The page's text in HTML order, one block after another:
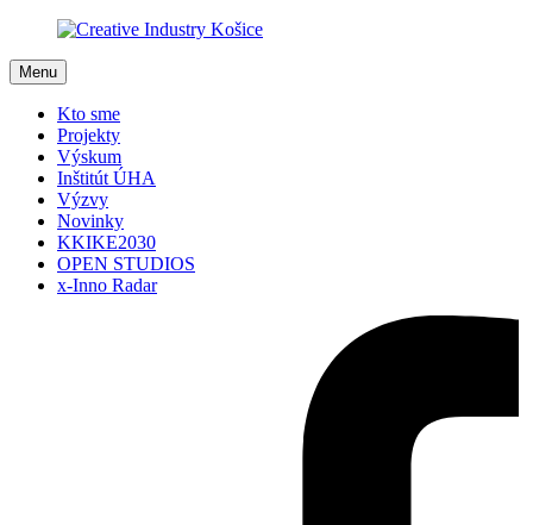
Menu
Kto sme
Projekty
Výskum
Inštitút ÚHA
Výzvy
Novinky
KKIKE2030
OPEN STUDIOS
x-Inno Radar